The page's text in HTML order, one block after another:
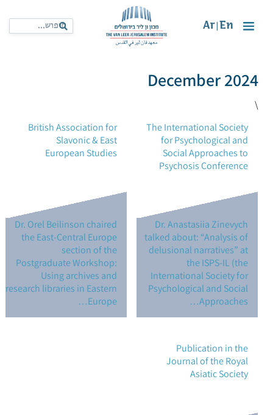
En
Ar
December 2024
\
The International Society
for Psychological and
Social Approaches to
Psychosis Conference
Dr. Anastasiia Zinevych
talked about: “Analysis of
delusional narratives” at
the ISPS-IL (the
International Society for
Psychological and Social
Approaches…
British Association for
Slavonic & East
European Studies
Dr. Orel Beilinson chaired
the East-Central Europe
section of the
Postgraduate Workshop:
Using archives and
research libraries in Eastern
Europe…
Publication in the
Journal of the Royal
Asiatic Society